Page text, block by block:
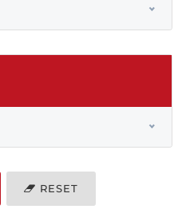
RESET